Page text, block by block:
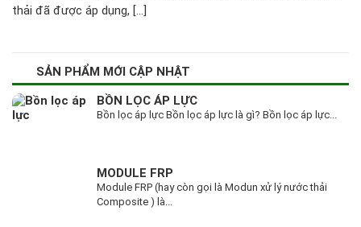
thải đã được áp dụng, […]
SẢN PHẨM MỚI CẬP NHẬT
BỒN LỌC ÁP LỰC
Bồn lọc áp lực Bồn lọc áp lực là gì? Bồn lọc áp lực...
MODULE FRP
Module FRP (hay còn gọi là Modun xử lý nước thải
Composite ) là...